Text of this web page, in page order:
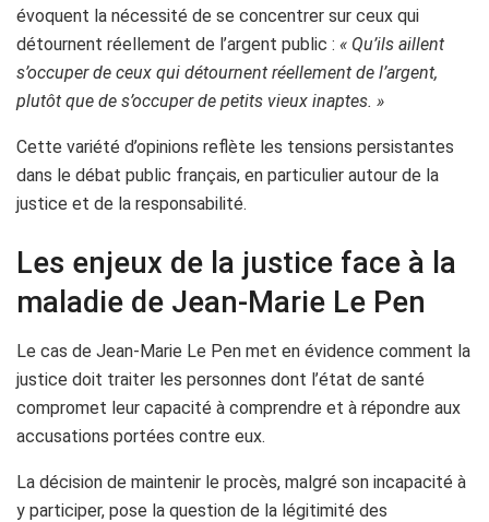
évoquent la nécessité de se concentrer sur ceux qui
détournent réellement de l’argent public : « Qu’ils aillent
s’occuper de ceux qui détournent réellement de l’argent,
plutôt que de s’occuper de petits vieux inaptes. »
Cette variété d’opinions reflète les tensions persistantes
dans le débat public français, en particulier autour de la
justice et de la responsabilité.
Les enjeux de la justice face à la
maladie de Jean-Marie Le Pen
Le cas de Jean-Marie Le Pen met en évidence comment la
justice doit traiter les personnes dont l’état de santé
compromet leur capacité à comprendre et à répondre aux
accusations portées contre eux.
La décision de maintenir le procès, malgré son incapacité à
y participer, pose la question de la légitimité des